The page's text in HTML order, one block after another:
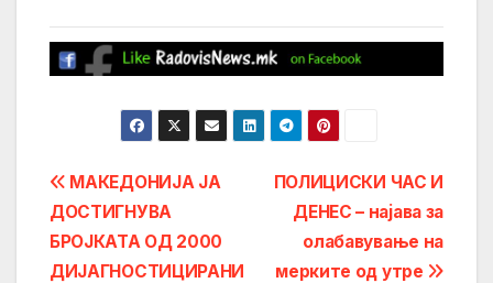
Post
navigation
ПОЛИЦИСКИ ЧАС И
ДЕНЕС – најава за
олабавување на
мерките од утре
МАКЕДОНИЈА ЈА
ДОСТИГНУВА
БРОЈКАТА ОД 2000
ДИЈАГНОСТИЦИРАНИ